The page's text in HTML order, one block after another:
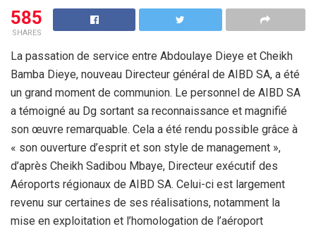
585
SHARES
La passation de service entre Abdoulaye Dieye et Cheikh
Bamba Dieye, nouveau Directeur général de AIBD SA, a été
un grand moment de communion. Le personnel de AIBD SA
a témoigné au Dg sortant sa reconnaissance et magnifié
son œuvre remarquable. Cela a été rendu possible grâce à
« son ouverture d’esprit et son style de management »,
d’après Cheikh Sadibou Mbaye, Directeur exécutif des
Aéroports régionaux de AIBD SA. Celui-ci est largement
revenu sur certaines de ses réalisations, notamment la
mise en exploitation et l’homologation de l’aéroport